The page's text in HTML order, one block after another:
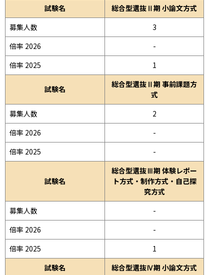
試験名
総合型選抜Ⅱ期 小論文方式
募集人数
3
倍率 2026
-
倍率 2025
1
試験名
総合型選抜Ⅱ期 事前課題方
式
募集人数
2
倍率 2026
-
倍率 2025
-
試験名
総合型選抜Ⅲ期 体験レポー
ト方式・制作方式・自己探
究方式
募集人数
-
倍率 2026
-
倍率 2025
1
試験名
総合型選抜Ⅳ期 小論文方式